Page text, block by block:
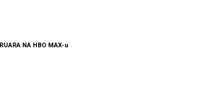
NA HBO MAX-u